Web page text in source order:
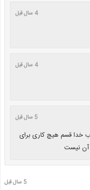
4 سال قبل
4 سال قبل
5 سال قبل
خدا قسم هیچ کاری برای
آن نیست
5 سال قبل